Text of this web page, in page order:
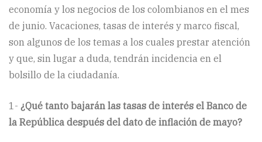
economía y los negocios de los colombianos en el mes
de junio. Vacaciones, tasas de interés y marco fiscal,
son algunos de los temas a los cuales prestar atención
y que, sin lugar a duda, tendrán incidencia en el
bolsillo de la ciudadanía.
1- ¿Qué tanto bajarán las tasas de interés el Banco de
la República después del dato de inflación de mayo?